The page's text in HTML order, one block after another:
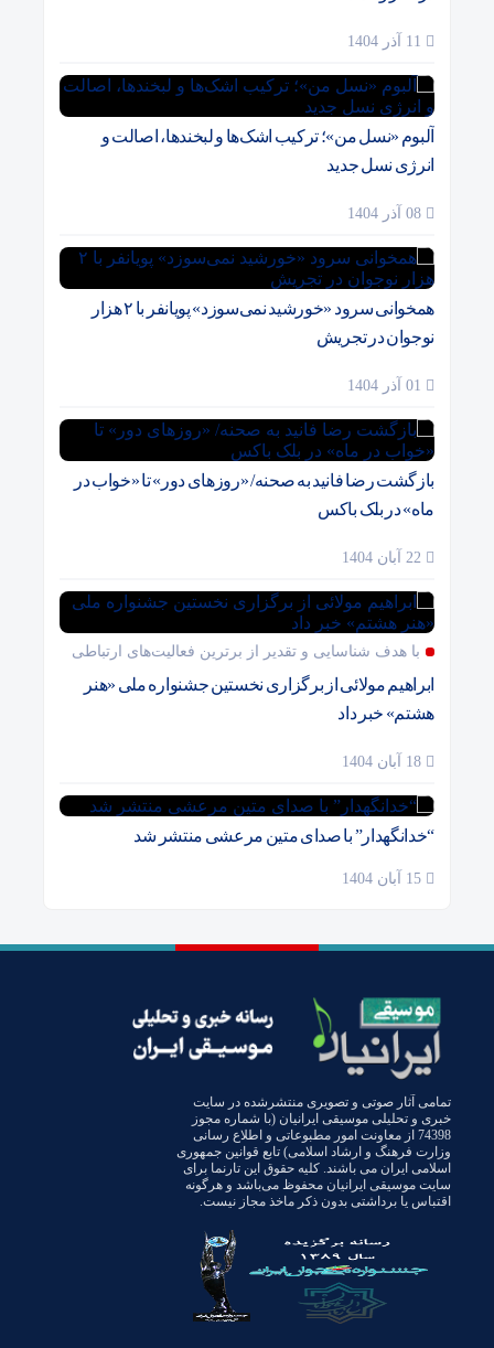
آلبوم «نسل من»؛ ترکیب اشک‌ها و لبخندها، اصالت و
انرژی نسل جدید
همخوانی سرود «خورشید نمی‌سوزد» پویانفر با ۲ هزار
نوجوان در تجریش
بازگشت رضا فانید به صحنه/ «روزهای دور» تا «خواب در
ماه» در بلک باکس
با هدف شناسایی و تقدیر از برترین فعالیت‌های ارتباطی
ابراهیم مولائی از برگزاری نخستین جشنواره ملی «هنر
هشتم» خبر داد
“خدانگهدار” با صدای متین مرعشی منتشر شد
تمامی آثار صوتی و تصویری منتشرشده در سایت
خبری و تحلیلی موسیقی ایرانیان (با شماره مجوز
74398 از معاونت امور مطبوعاتی و اطلاع رسانی
وزارت فرهنگ و ارشاد اسلامی) تابع قوانین جمهوری
اسلامی ایران می باشند. کلیه حقوق این تارنما برای
سایت موسیقی ایرانیان محفوظ می‌باشد و هرگونه
اقتباس یا برداشتی بدون ذکر ماخذ مجاز نیست.